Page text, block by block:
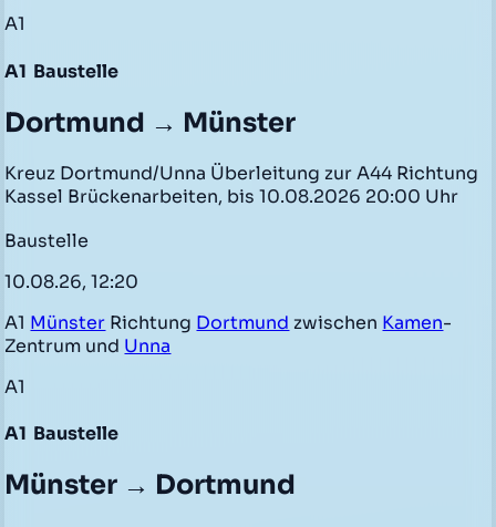
A1
A1 Baustelle
Dortmund → Münster
Kreuz Dortmund/Unna Überleitung zur A44 Richtung
Kassel Brückenarbeiten, bis 10.08.2026 20:00 Uhr
Baustelle
10.08.26, 12:20
A1 Münster Richtung Dortmund zwischen Kamen-
Zentrum und Unna
A1
A1 Baustelle
Münster → Dortmund